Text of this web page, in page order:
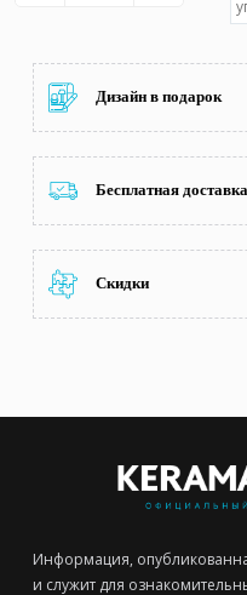
Дизайн в подарок
Бесплатная
Скидки
Информация,
и служит для